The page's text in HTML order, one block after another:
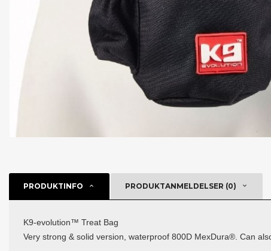
PRODUKTINFO PRODUKTANMELDELSER (0)
K9-evolution™ Treat Bag
Very strong & solid version, waterproof 800D MexDura®. Can